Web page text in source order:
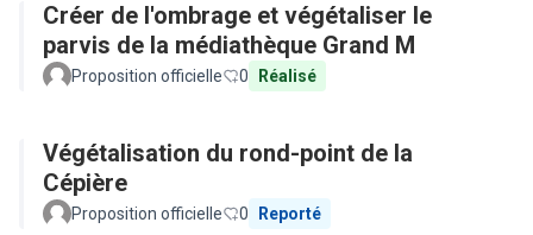
Créer de l'ombrage et végétaliser le
parvis de la médiathèque Grand M
Proposition officielle 0 Réalisé
Végétalisation du rond-point de la
Cépière
Proposition officielle 0 Reporté